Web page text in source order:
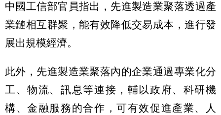
中國工信部官員指出，先進製造業聚落透過產
業鏈相互群聚，能有效降低交易成本，進行發
展出規模經濟。
此外，先進製造業聚落內的企業通過專業化分
工、物流、訊息等連接，輔以政府、科研機
構、金融服務的合作，可有效促進產業、人